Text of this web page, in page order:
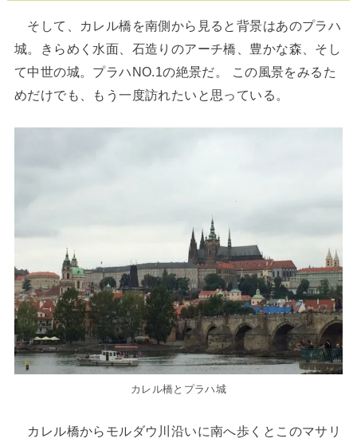
そして、カレル橋を南側から見ると背景はあのプラハ
城。きらめく水面、石造りのアーチ橋、豊かな森、そし
て中世の城。プラハNO.1の絶景だ。 この風景をみるた
めだけでも、もう一度訪れたいと思っている。
カレル橋とプラハ城
カレル橋からモルダウ川沿いに南へ歩くとこのマサリ